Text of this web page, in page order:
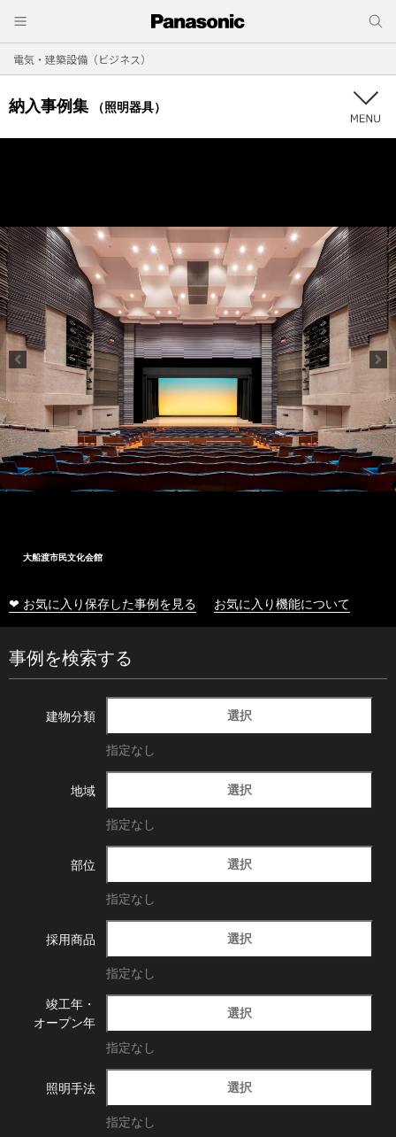
電気・建築設備（ビジネス）
納入事例集 （照明器具）
大船渡市民文化会館
❤ お気に入り保存した事例を見る お気に入り機能について
事例を検索する
建物分類 選択
指定なし
地域 選択
指定なし
部位 選択
指定なし
採用商品 選択
指定なし
竣工年・
オープン年
選択
指定なし
照明手法 選択
指定なし